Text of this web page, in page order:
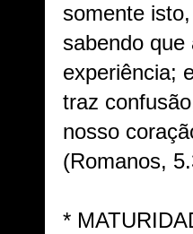
somente
sabendo
experiência;
traz
nosso
(Romanos,
*